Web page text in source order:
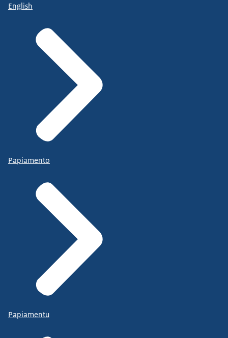
English
Papiamento
Papiamentu